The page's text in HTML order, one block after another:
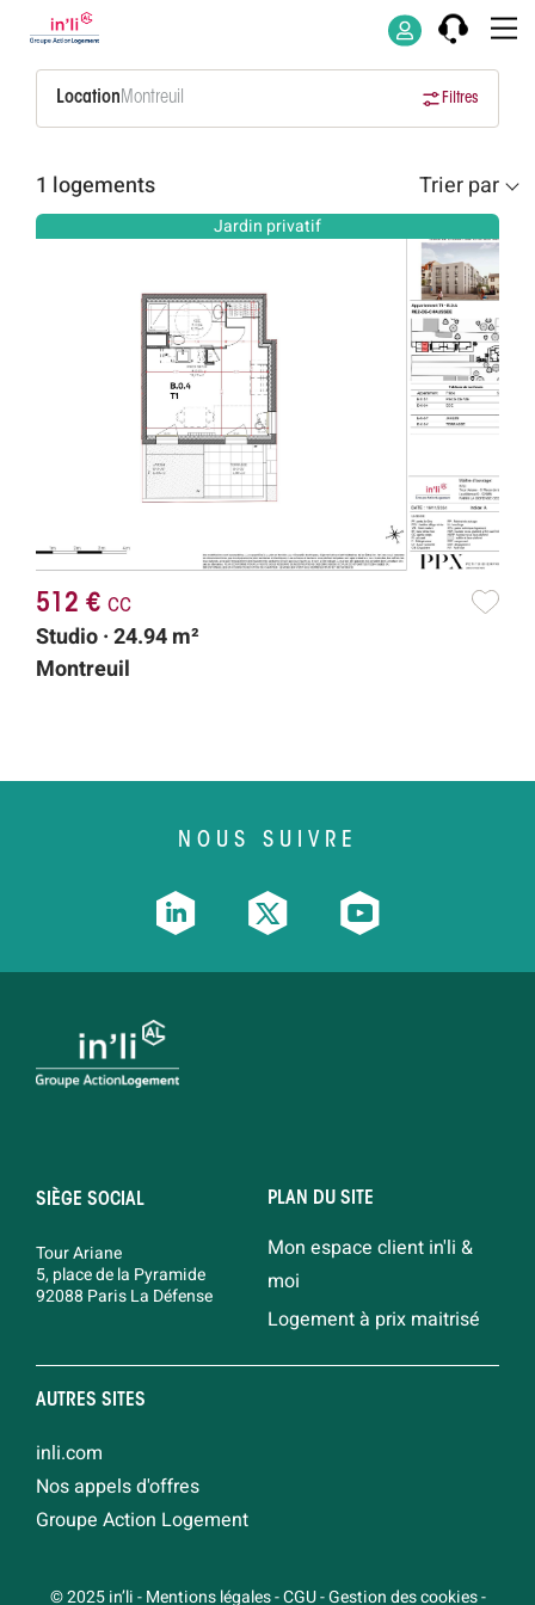
LocationMontreuil Filtres
1 logements Trier par
Jardin privatif
512 € cc
Studio · 24.94 m²
Montreuil
NOUS SUIVRE
SIÈGE SOCIAL
Tour Ariane
5, place de la Pyramide
92088 Paris La Défense
PLAN DU SITE
Mon espace client in'li &
moi
Logement à prix maitrisé
AUTRES SITES
inli.com
Nos appels d'offres
Groupe Action Logement
© 2025 in’li-Mentions légales-CGU-Gestion des cookies-